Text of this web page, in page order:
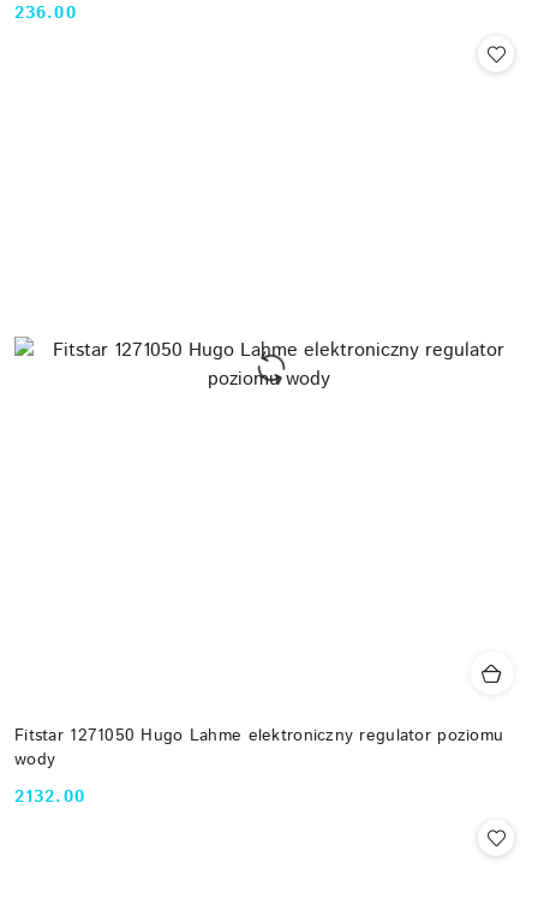
Cena:
236.00
Fitstar 1271050 Hugo Lahme elektroniczny regulator poziomu
wody
Cena:
2132.00